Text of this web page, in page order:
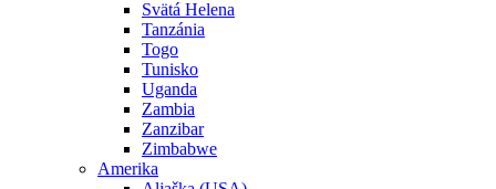
Svätá Helena
Tanzánia
Togo
Tunisko
Uganda
Zambia
Zanzibar
Zimbabwe
Amerika